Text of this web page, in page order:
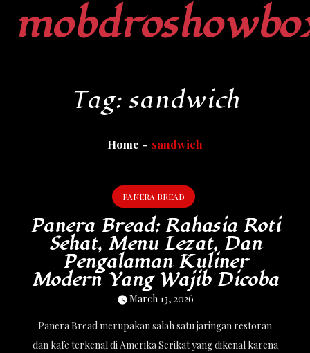
Tag: sandwich
Home sandwich
PANERA BREAD
Panera Bread: Rahasia Roti
Sehat, Menu Lezat, Dan
Pengalaman Kuliner
Modern Yang Wajib Dicoba
March 13, 2026
Panera Bread merupakan salah satu jaringan restoran
dan kafe terkenal di Amerika Serikat yang dikenal karena